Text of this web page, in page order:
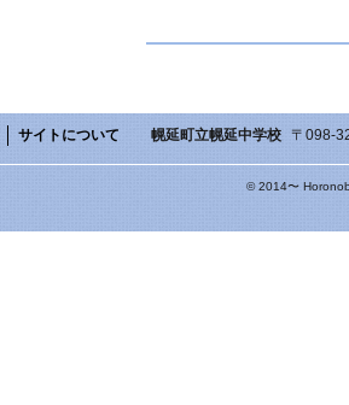
サイトについて 幌延町立幌延中学校 〒098-
© 2014〜